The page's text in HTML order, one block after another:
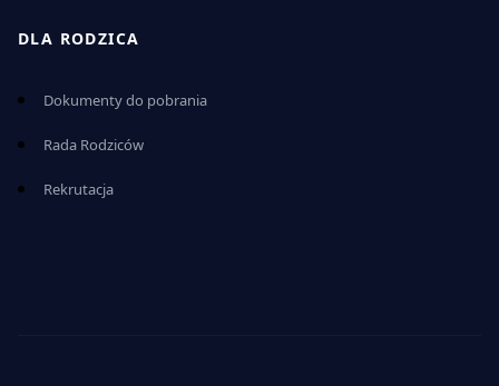
DLA RODZICA
Dokumenty do pobrania
Rada Rodziców
Rekrutacja